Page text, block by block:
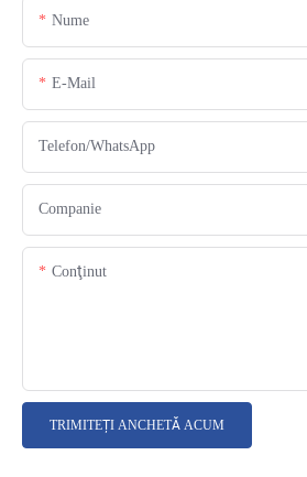
Nume
E-Mail
Telefon/WhatsApp
Companie
Conţinut
TRIMITEȚI ANCHETĂ ACUM